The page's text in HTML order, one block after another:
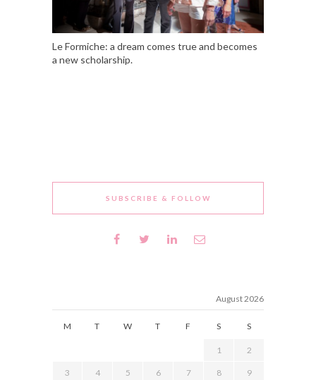
Le Formiche: a dream comes true and becomes
a new scholarship.
SUBSCRIBE & FOLLOW
August 2026
M T W T F S S
1 2
3 4 5 6 7 8 9